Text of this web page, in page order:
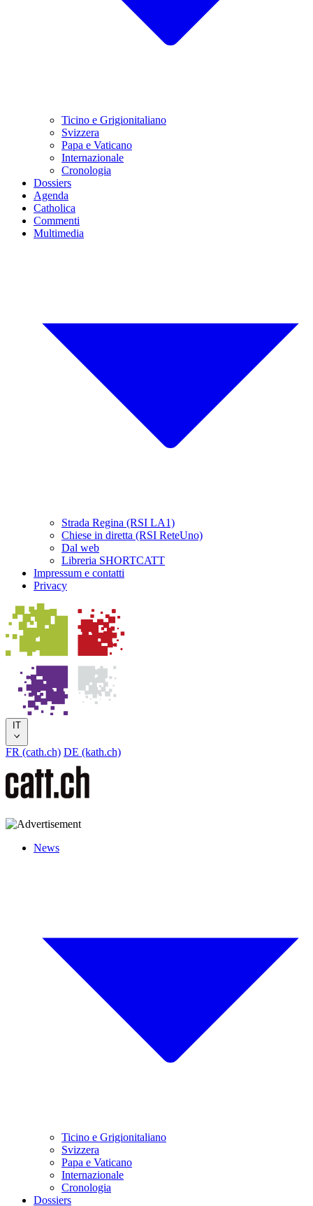
Ticino e Grigionitaliano
Svizzera
Papa e Vaticano
Internazionale
Cronologia
Dossiers
Agenda
Catholica
Commenti
Multimedia
Strada Regina (RSI LA1)
Chiese in diretta (RSI ReteUno)
Dal web
Libreria SHORTCATT
Impressum e contatti
Privacy
IT
FR (cath.ch) DE (kath.ch)
News
Ticino e Grigionitaliano
Svizzera
Papa e Vaticano
Internazionale
Cronologia
Dossiers